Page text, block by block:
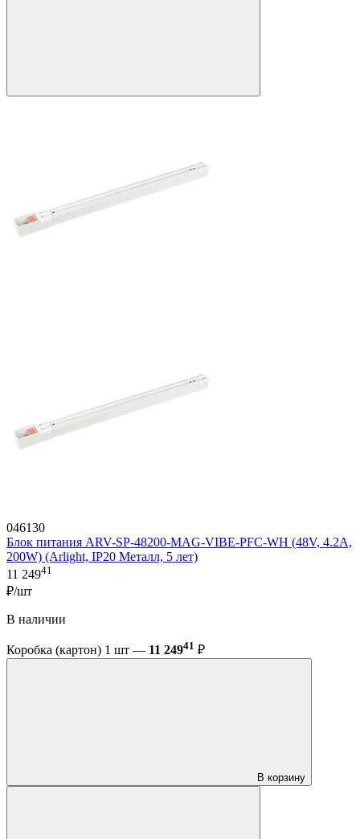
046130
Блок питания ARV-SP-48200-MAG-VIBE-PFC-WH (48V, 4.2A,
200W) (Arlight, IP20 Металл, 5 лет)
11 24941
₽/шт
В наличии
Коробка (картон) 1 шт — 11 24941 ₽
В корзину